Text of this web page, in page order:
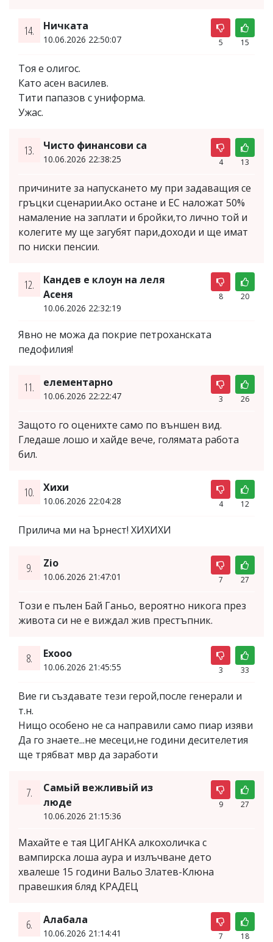
14. Ничката
10.06.2026 22:50:07 5 15
Тоя е олигос.
Като асен василев.
Тити папазов с униформа.
Ужас.
13. Чисто финансови са
10.06.2026 22:38:25 4 13
причините за напускането му при задаващия се
гръцки сценарии.Ако остане и ЕС наложат 50%
намаление на заплати и бройки,то лично той и
колегите му ще загубят пари,доходи и ще имат
по ниски пенсии.
12.
Кандев e клоун на леля
Асеня
10.06.2026 22:32:19
8 20
Явно не можа да покрие петроханската
педофилия!
11. елементарно
10.06.2026 22:22:47 3 26
Защото го оценихте само по външен вид.
Гледаше лошо и хайде вече, голямата работа
бил.
10. Хихи
10.06.2026 22:04:28 4 12
Прилича ми на Ърнест! ХИХИХИ
9. Zio
10.06.2026 21:47:01 7 27
Този е пълен Бай Ганьо, вероятно никога през
живота си не е виждал жив престъпник.
8. Exooo
10.06.2026 21:45:55 3 33
Вие ги създавате тези герой,после генерали и
т.н.
Нищо особено не са направили само пиар изяви
Да го знаете...не месеци,не години десителетия
ще трябват мвр да заработи
7.
Самьiй вежливьiй из
люде
10.06.2026 21:15:36
9 27
Махайте е тая ЦИГАНКА алкохоличка с
вампирска лоша аура и излъчване дето
хвалеше 15 години Вальо Златев-Клюна
правешкия бляд КРАДЕЦ
6. Алабала
10.06.2026 21:14:41 7 18